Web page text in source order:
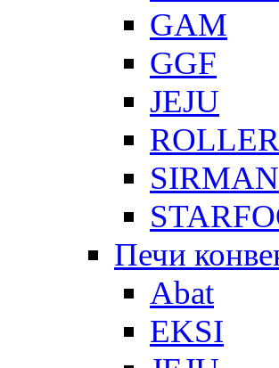
GAM
GGF
JEJU
SIRMAN
Печи
Abat
EKSI